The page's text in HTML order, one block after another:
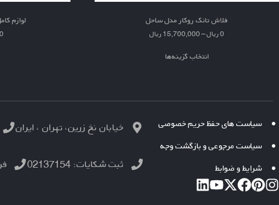
فلاش تانک روکار مدل ساحل
0ریال–
15,700,000 ریال
انتخاب گزینه‌ها
لوازم
سیاست های حفظ حریم خصوصی
سیاست مرجوعی و بازگشت وجه
شرایط و ضوابط
خیابان نخ زرین، تهران ، ایران
ثبت شکایات: 02137154